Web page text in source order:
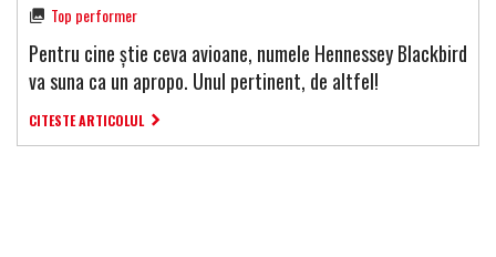
Top performer
Pentru cine știe ceva avioane, numele Hennessey Blackbird
va suna ca un apropo. Unul pertinent, de altfel!
CITESTE ARTICOLUL